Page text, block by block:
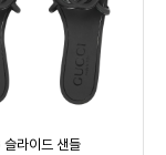
슬라이드 샌들